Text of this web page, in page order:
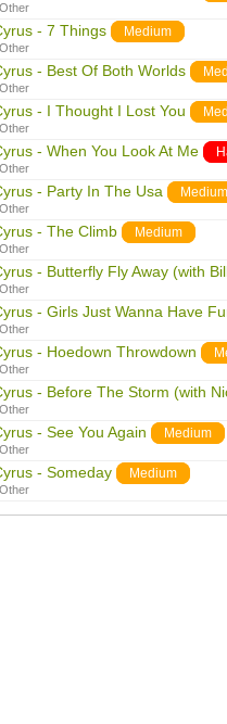
Other
- 7 Things Medium
Other
- Best Of Both Worlds
Other
- I Thought I Lost You
Other
- When You Look At Me
Other
- Party In The Usa Medium
Other
- The Climb Medium
Other
- Butterfly Fly Away (with
Other
- Girls Just Wanna Have
Other
- Hoedown Throwdown
Other
- Before The Storm (with
Other
- See You Again Medium
Other
- Someday Medium
Other